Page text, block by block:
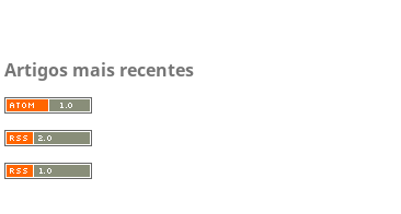
Artigos mais recentes